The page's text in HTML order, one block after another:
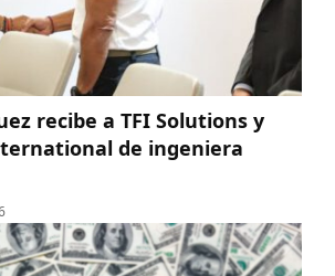
recibe a TFI Solutions y
de ingeniera